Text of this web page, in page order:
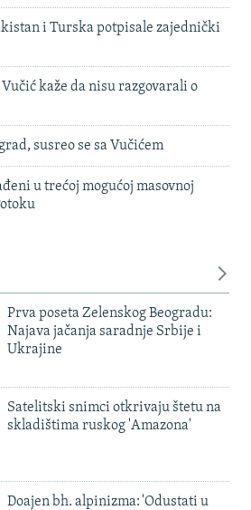
i Turska potpisale zajednički
kaže da nisu razgovarali o
susreo se sa Vučićem
u trećoj mogućoj masovnoj
Prva poseta Zelenskog Beogradu:
Najava jačanja saradnje Srbije i
Ukrajine
Satelitski snimci otkrivaju štetu na
skladištima ruskog 'Amazona'
Doajen bh. alpinizma: 'Odustati u